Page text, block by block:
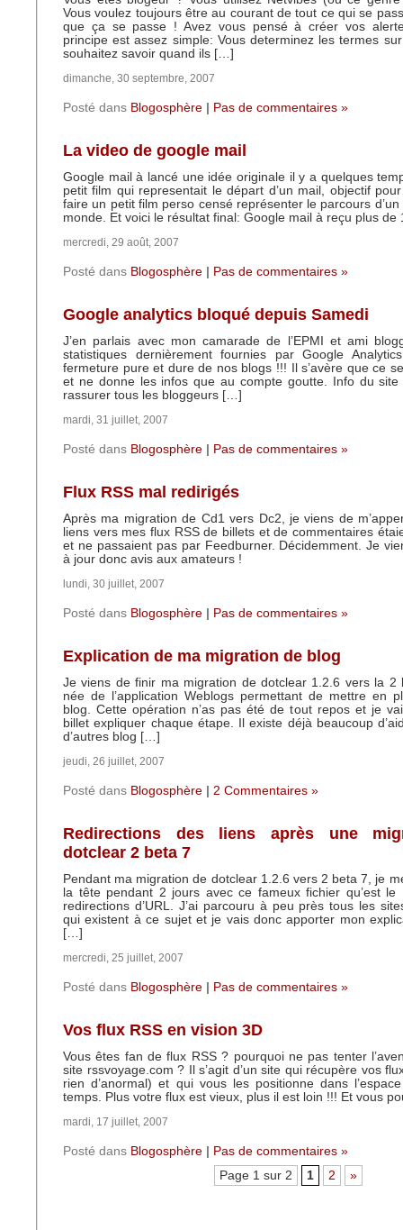
Vous voulez toujours être au courant de tout ce qui se
que ça se passe ! Avez vous pensé à créer vos
principe est assez simple: Vous determinez les termes
souhaitez savoir quand ils […]
dimanche, 30 septembre, 2007
Posté dans Blogosphère Pas de commentaires »
La video de google mail
Google mail à lancé une idée originale il y a quelques
petit film qui representait le départ d’un mail, objectif
faire un petit film perso censé représenter le parcours
monde. Et voici le résultat final: Google mail à reçu plus
mercredi, 29 août, 2007
Posté dans Blogosphère Pas de commentaires »
Google analytics bloqué depuis Samedi
J’en parlais avec mon camarade de l’EPMI et ami
statistiques dernièrement fournies par Google
fermeture pure et dure de nos blogs !!! Il s’avère que ce
et ne donne les infos que au compte goutte. Info du site
rassurer tous les bloggeurs […]
mardi, 31 juillet, 2007
Posté dans Blogosphère Pas de commentaires »
Flux RSS mal redirigés
Après ma migration de Cd1 vers Dc2, je viens de
liens vers mes flux RSS de billets et de commentaires
et ne passaient pas par Feedburner. Décidemment. Je
à jour donc avis aux amateurs !
lundi, 30 juillet, 2007
Posté dans Blogosphère Pas de commentaires »
Explication de ma migration de blog
Je viens de finir ma migration de dotclear 1.2.6 vers la 2
née de l’application Weblogs permettant de mettre en
blog. Cette opération n’as pas été de tout repos et je
billet expliquer chaque étape. Il existe déjà beaucoup
d’autres blog […]
jeudi, 26 juillet, 2007
Posté dans Blogosphère 2 Commentaires »
Redirections des liens après une
dotclear 2 beta 7
Pendant ma migration de dotclear 1.2.6 vers 2 beta 7, je
la tête pendant 2 jours avec ce fameux fichier qu’est le
redirections d’URL. J’ai parcouru à peu près tous les
qui existent à ce sujet et je vais donc apporter mon
[…]
mercredi, 25 juillet, 2007
Posté dans Blogosphère Pas de commentaires »
Vos flux RSS en vision 3D
Vous êtes fan de flux RSS ? pourquoi ne pas tenter
site rssvoyage.com ? Il s’agit d’un site qui récupère vos
rien d’anormal) et qui vous les positionne dans
temps. Plus votre flux est vieux, plus il est loin !!! Et vous
mardi, 17 juillet, 2007
Posté dans Blogosphère
Pas de commentaires »
Page 1 sur 2
1 2 »